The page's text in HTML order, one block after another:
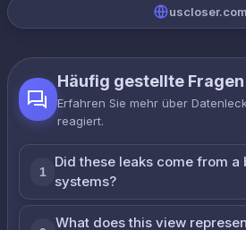
uscloser.com
Häufig gestellte Fragen
Erfahren Sie mehr über
reagiert.
1
Did these leaks come from a
systems?
What does this view